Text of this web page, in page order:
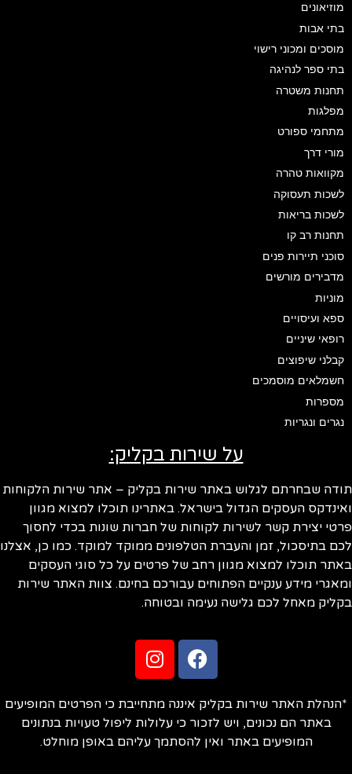
מוזיאונים
בתי אבות
מוסכים ומכוני רישוי
בתי ספר לנהיגה
תחנות משטרה
מפלגות
מתחמי ספורט
מורי דרך
מקוואות טהרה
לשכות תעסוקה
לשכות בריאות
תחנות רב קו
סוכני תיירות פנים
מדבירים מורשים
מוניות
ספא ועיסויים
רופאי שיניים
קבלני שיפוצים
חשמלאים מוסמכים
מספרות
נגרים ונגריות
על שירות בקליק:
שבחרתם לגלוש באתר שירות בקליק – אתר שירות הלקוחות
העסקים הגדול בישראל. באתרינו תוכלו למצוא מגוון
יצירת קשר לשירות לקוחות של חברות שונות בכדי לחסוך
בתיסכול, זמן והעברת הטלפונים ממוקד למוקד. כמו כן, אצלנו
תוכלו למצוא מגוון רחב של פרטים על כל סוגי העסקים
מידע ענקיים הפתוחים עבורכם בחינם. צוות האתר שירות
מאחל לכם גלישה נעימה ובטוחה.
האתר שירות בקליק איננה מתחייבת כי הפרטים המופיעים
באתר הם נכונים, ויש לזכור כי עלולות ליפול טעויות בנתונים
המופיעים באתר ואין להסתמך עליהם באופן מוחלט.